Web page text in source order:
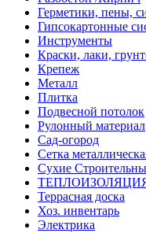
Герметики, пены,
Гипсокартонные
Инструменты
Краски, лаки,
Крепеж
Металл
Плитка
Подвесной потолок
Рулонный материал
Сад-огород
Сетка
Сухие
Террасная доска
Хоз. инвентарь
Электрика